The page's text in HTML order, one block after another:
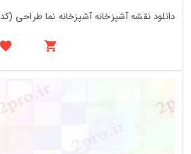
دانلود نقشه آشپزخانه آشپزخانه نما طراحی (کد154868)